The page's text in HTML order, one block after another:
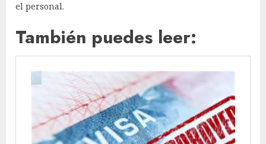
el personal.
También puedes leer: